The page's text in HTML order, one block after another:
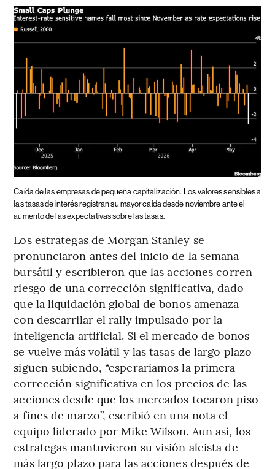
Caída de las empresas de pequeña capitalización. Los valores sensibles a
las tasas de interés registran su mayor caída desde noviembre ante el
aumento de las expectativas sobre las tasas.
Los estrategas de Morgan Stanley se
pronunciaron antes del inicio de la semana
bursátil y escribieron que las acciones corren
riesgo de una corrección significativa, dado
que la liquidación global de bonos amenaza
con descarrilar el rally impulsado por la
inteligencia artificial. Si el mercado de bonos
se vuelve más volátil y las tasas de largo plazo
siguen subiendo, “esperaríamos la primera
corrección significativa en los precios de las
acciones desde que los mercados tocaron piso
a fines de marzo”, escribió en una nota el
equipo liderado por Mike Wilson. Aun así, los
estrategas mantuvieron su visión alcista de
más largo plazo para las acciones después de